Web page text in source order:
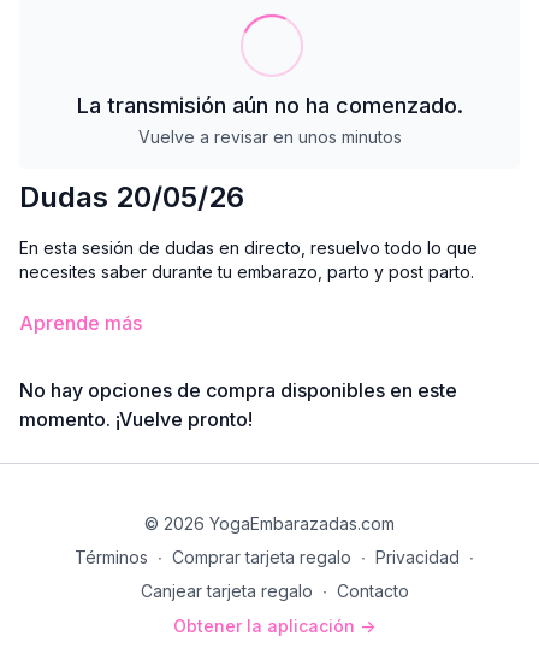
La transmisión aún no ha comenzado.
Vuelve a revisar en unos minutos
Dudas 20/05/26
En esta sesión de dudas en directo, resuelvo todo lo que
necesites saber durante tu embarazo, parto y post parto.
Espero poder ayudarte con mi experiencia.
Un abrazo!
Lucía
Aprende más
No hay opciones de compra disponibles en este
momento. ¡Vuelve pronto!
© 2026 YogaEmbarazadas.com
Términos ∙ Comprar tarjeta regalo ∙ Privacidad ∙
Canjear tarjeta regalo ∙ Contacto
Obtener la aplicación ->